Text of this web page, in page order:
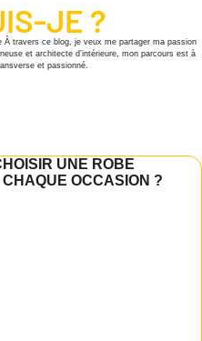
JE ?
À travers ce blog, je veux me partager ma passion
et architecte d’intérieure, mon parcours est à
et passionné.
UNE ROBE
OCCASION ?